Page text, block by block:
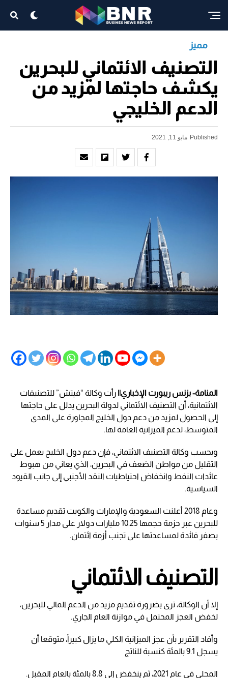
مميز
التصنيف الائتماني للبحرين
يكشف حاجتها لمزيد من
الدعم الخليجي
Published مايو 11, 2021
المنامة- بزنس ريبورت الإخباري|| رأت وكالة “فيتش” للتصنيفات
الائتمانية، أن التصنيف الائتماني لدولة البحرين يدلل على حاجتها
إلى الحصول لمزيد من دعم دول الخليج المجاورة على المدى
المتوسط، لدعم الميزانية العامة لها.
وبحسب وكالة التصنيف الائتماني، فإن دعم دول الخليج يعمل على
التقليل من مواطن الضعف في البحرين، الذي يعاني من هبوط
عائدات النفط وانخفاض احتياطيات النقد الأجنبي إلى جانب القيود
السياسية.
وعام 2018 أعلنت السعودية والإمارات والكويت تقديم مساعدة
للبحرين عبر حزمة حجمها 10.25 مليارات دولار على مدار 5 سنوات
بصفر فائدة لمساعدتها على تجنب أزمة ائتمان.
التصنيف الائتماني
إلا أن الوكالة، ترى بضرورة تقديم مزيد من الدعم المالي للبحرين،
لخفض العجز المحتمل في موازنة العام الجاري.
وأفاد التقرير بأن عجز الميزانية الكلي ما يزال كبيراً، متوقعا أن
يسجل 9.1 بالمئة كنسبة للناتج
المحلي في عام 2021، ثم ينخفض إلى 8.8 بالمئة بالعام المقبل.